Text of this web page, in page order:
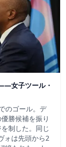
女子ツール・
のゴール。デ
勝候補を振り
制した。同じ
ォは先頭から2